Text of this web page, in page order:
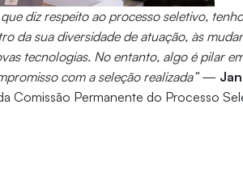
diz respeito ao processo seletivo,
da sua diversidade de atuação, às
tecnologias. No entanto, algo é pilar
com a seleção realizada”—
Comissão Permanente do Processo